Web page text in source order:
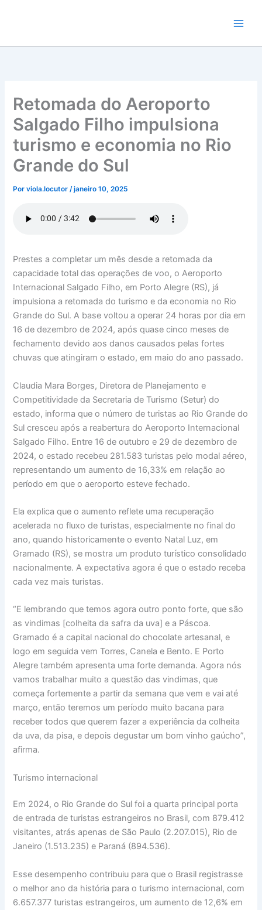
conteúdo
Retomada do Aeroporto
Salgado Filho impulsiona
turismo e economia no Rio
Grande do Sul
Porviola.locutor/janeiro 10, 2025
Prestes a completar um mês desde a retomada da
capacidade total das operações de voo, o Aeroporto
Internacional Salgado Filho, em Porto Alegre (RS), já
impulsiona a retomada do turismo e da economia no Rio
Grande do Sul. A base voltou a operar 24 horas por dia em
16 de dezembro de 2024, após quase cinco meses de
fechamento devido aos danos causados pelas fortes
chuvas que atingiram o estado, em maio do ano passado.
Claudia Mara Borges, Diretora de Planejamento e
Competitividade da Secretaria de Turismo (Setur) do
estado, informa que o número de turistas ao Rio Grande do
Sul cresceu após a reabertura do Aeroporto Internacional
Salgado Filho. Entre 16 de outubro e 29 de dezembro de
2024, o estado recebeu 281.583 turistas pelo modal aéreo,
representando um aumento de 16,33% em relação ao
período em que o aeroporto esteve fechado.
Ela explica que o aumento reflete uma recuperação
acelerada no fluxo de turistas, especialmente no final do
ano, quando historicamente o evento Natal Luz, em
Gramado (RS), se mostra um produto turístico consolidado
nacionalmente. A expectativa agora é que o estado receba
cada vez mais turistas.
“E lembrando que temos agora outro ponto forte, que são
as vindimas [colheita da safra da uva] e a Páscoa.
Gramado é a capital nacional do chocolate artesanal, e
logo em seguida vem Torres, Canela e Bento. E Porto
Alegre também apresenta uma forte demanda. Agora nós
vamos trabalhar muito a questão das vindimas, que
começa fortemente a partir da semana que vem e vai até
março, então teremos um período muito bacana para
receber todos que querem fazer a experiência da colheita
da uva, da pisa, e depois degustar um bom vinho gaúcho”,
afirma.
Turismo internacional
Em 2024, o Rio Grande do Sul foi a quarta principal porta
de entrada de turistas estrangeiros no Brasil, com 879.412
visitantes, atrás apenas de São Paulo (2.207.015), Rio de
Janeiro (1.513.235) e Paraná (894.536).
Esse desempenho contribuiu para que o Brasil registrasse
o melhor ano da história para o turismo internacional, com
6.657.377 turistas estrangeiros, um aumento de 12,6% em